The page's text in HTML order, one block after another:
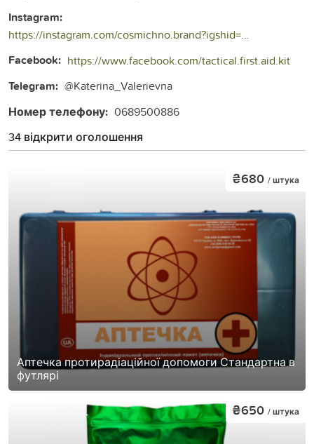
Instagram:
https://instagram.com/cosmichno.brand?igshid=NDRkN2NkYzU=
Facebook: https://www.facebook.com/tactical.first.aid.kit
Telegram: @Katerina_Valerievna
Номер телефону: 0689500886
34 відкрити оголошення
Аптечка протирадіаційної допомоги Стандартна в
футлярі
₴680 / штука
₴650 / штука